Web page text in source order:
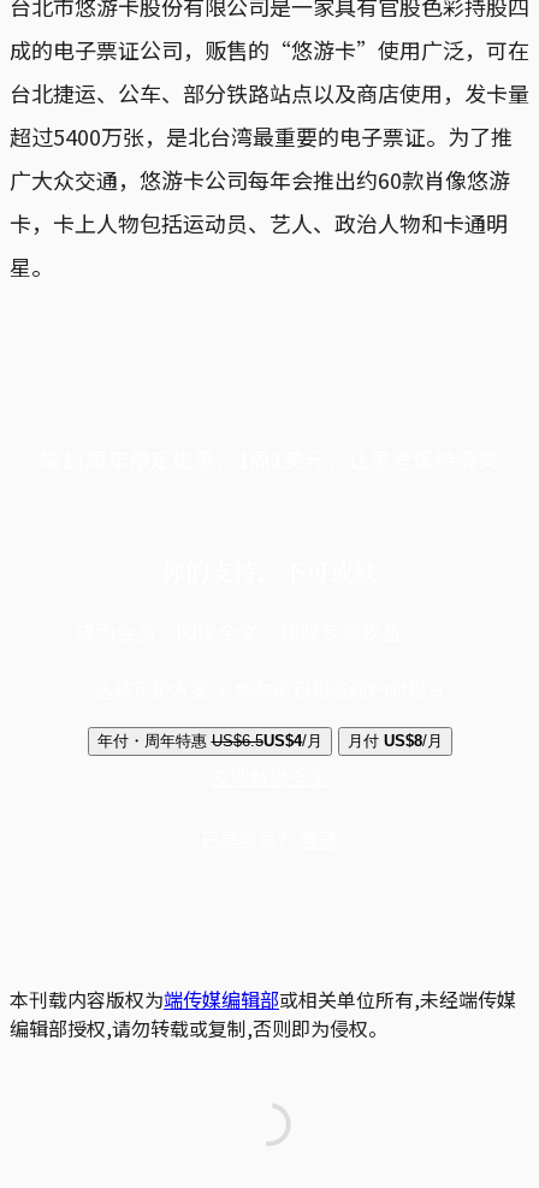
成的电子票证公司，贩售的“悠游卡”使用广泛，可在
台北捷运、公车、部分铁路站点以及商店使用，发卡量
超过5400万张，是北台湾最重要的电子票证。为了推
广大众交通，悠游卡公司每年会推出约60款肖像悠游
卡，卡上人物包括运动员、艺人、政治人物和卡通明
星。
年付・周年特惠 US$6.5US$4/月 月付 US$8/月
本刊载内容版权为端传媒编辑部或相关单位所有,未经端传媒
编辑部授权,请勿转载或复制,否则即为侵权。